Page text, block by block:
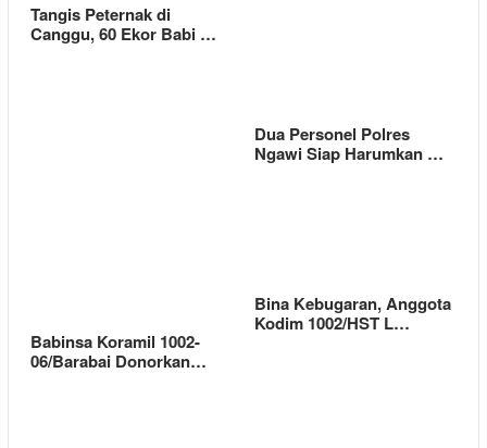
Tangis Peternak di
Canggu, 60 Ekor Babi …
Dua Personel Polres
Ngawi Siap Harumkan …
Babinsa Koramil 1002-
06/Barabai Donorkan…
Bina Kebugaran, Anggota
Kodim 1002/HST L…